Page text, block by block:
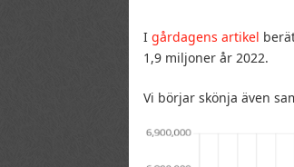
I gårdagens artikel
1,9 miljoner år 2022.
Vi börjar skönja även